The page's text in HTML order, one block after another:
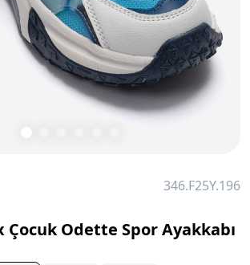
346.F25Y.196
Çocuk Odette Spor Ayakkabı